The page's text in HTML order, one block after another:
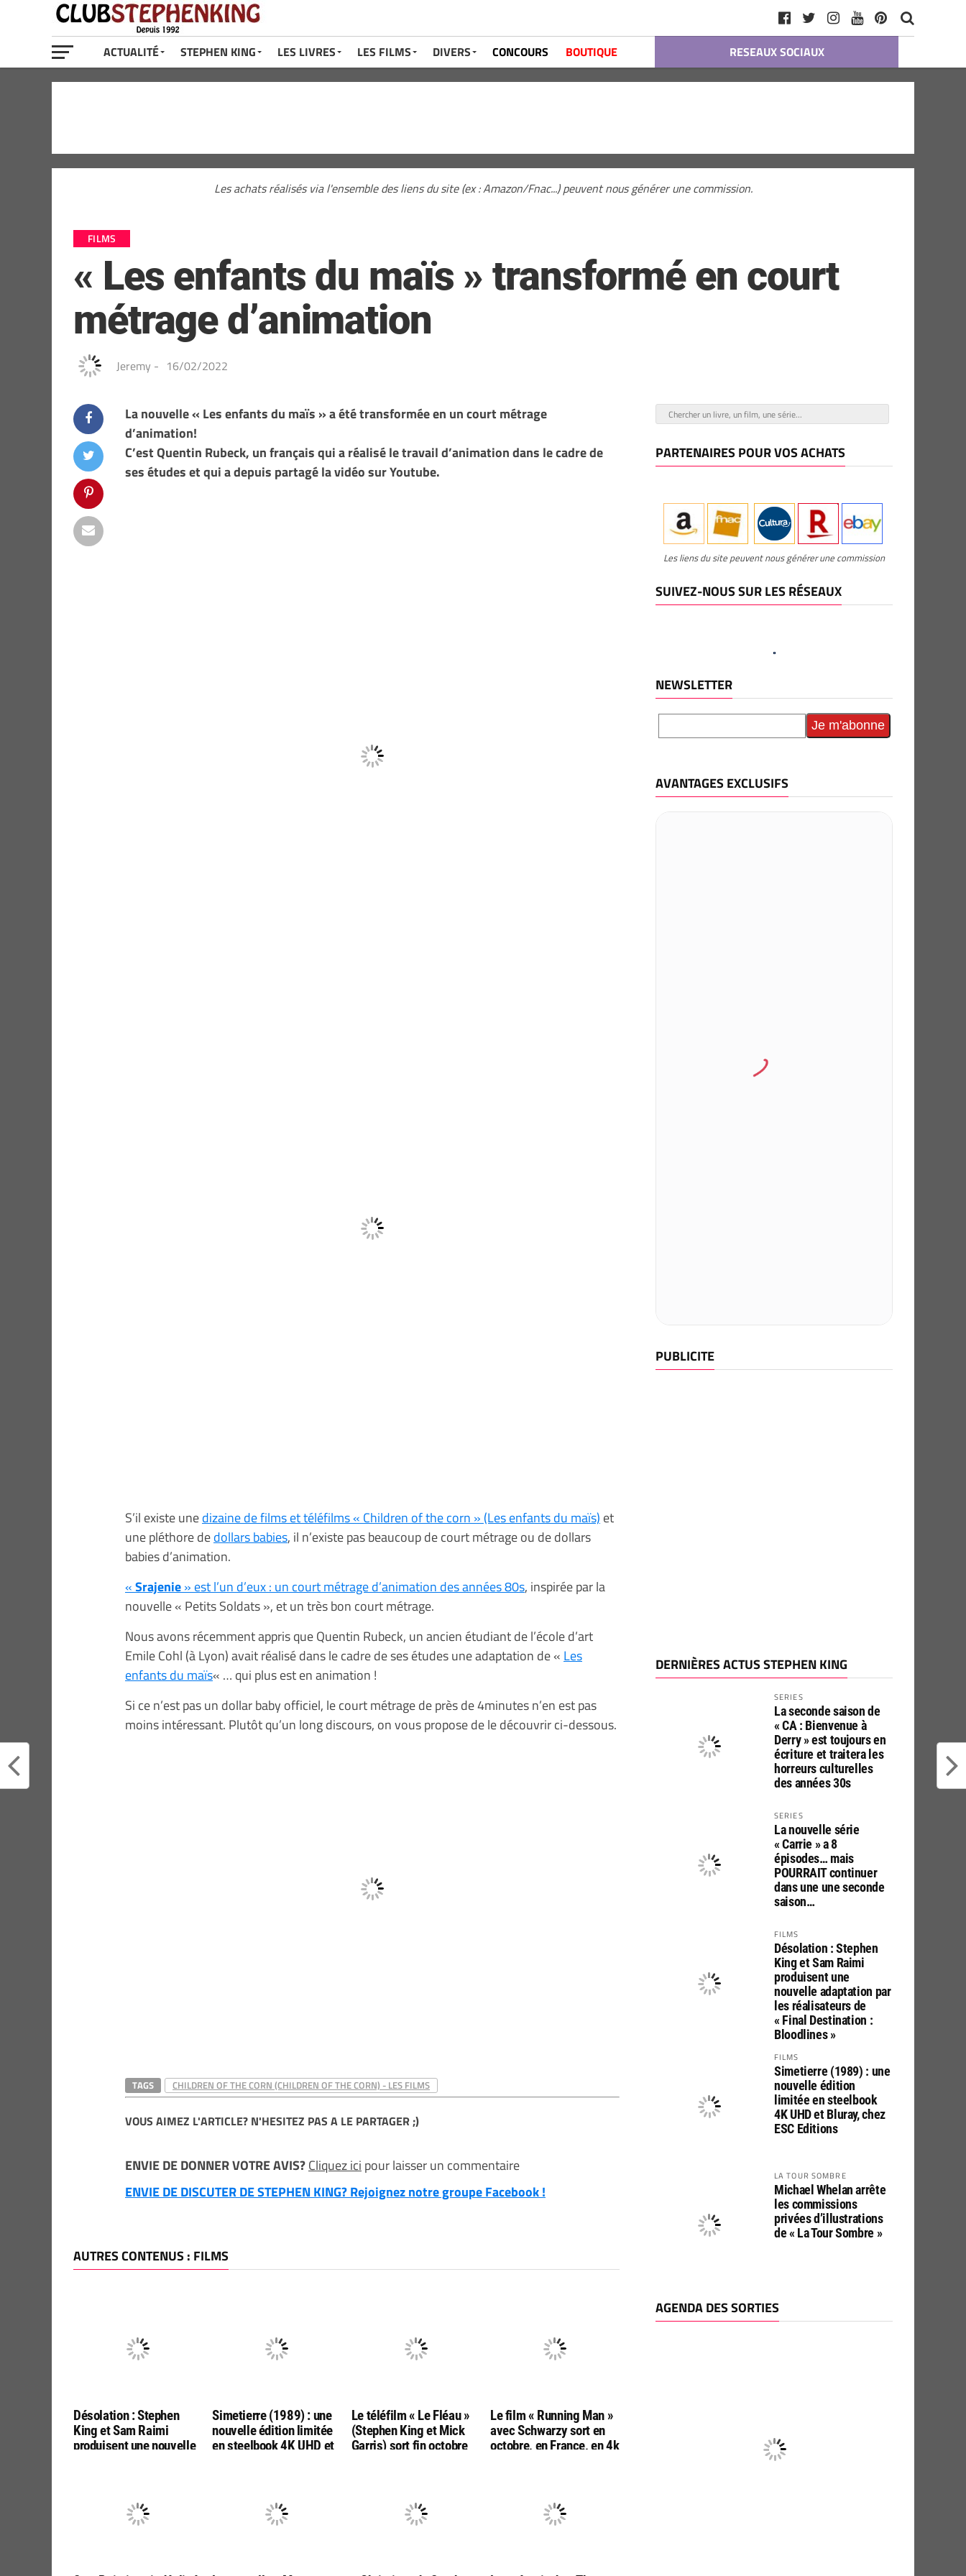
ACTUALITÉ STEPHEN KING LES LIVRES LES FILMS DIVERS CONCOURS BOUTIQUE RESEAUX SOCIAUX
Les achats réalisés via l'ensemble des liens du site (ex : Amazon/Fnac...) peuvent nous générer une commission.
FILMS
« Les enfants du maïs » transformé en court
métrage d’animation
Jeremy - 16/02/2022
La nouvelle « Les enfants du maïs » a été transformée en un court métrage
d’animation!
C’est Quentin Rubeck, un français qui a réalisé le travail d’animation dans le cadre de
ses études et qui a depuis partagé la vidéo sur Youtube.
S’il existe unedizaine de films et téléfilms « Children of the corn » (Les enfants du maïs) et
une pléthore dedollars babies, il n’existe pas beaucoup de court métrage ou de dollars
babies d’animation.
«Srajenie» est l’un d’eux : un court métrage d’animation des années 80s, inspirée par la
nouvelle « Petits Soldats », et un très bon court métrage.
Nous avons récemment appris que Quentin Rubeck, un ancien étudiant de l’école d’art
Emile Cohl (à Lyon) avait réalisé dans le cadre de ses études une adaptation de « Les
enfants du maïs« … qui plus est en animation !
Si ce n’est pas un dollar baby officiel, le court métrage de près de 4minutes n’en est pas
moins intéressant. Plutôt qu’un long discours, on vous propose de le découvrir ci-dessous.
TAGS CHILDREN OF THE CORN (CHILDREN OF THE CORN) - LES FILMS
VOUS AIMEZ L'ARTICLE? N'HESITEZ PAS A LE PARTAGER ;)
ENVIE DE DONNER VOTRE AVIS?Cliquez ici pour laisser un commentaire
ENVIE DE DISCUTER DE STEPHEN KING? Rejoignez notre groupe Facebook !
AUTRES CONTENUS : FILMS
Désolation : Stephen
King et Sam Raimi
produisent une nouvelle
Bloodlines »
Simetierre (1989) : une
nouvelle édition limitée
en steelbook 4K UHD et
Le téléfilm « Le Fléau »
(Stephen King et Mick
Garris) sort fin octobre
Le film « Running Man »
avec Schwarzy sort en
octobre, en France, en 4k
PARTENAIRES POUR VOS ACHATS
Les liens du site peuvent nous générer une commission
SUIVEZ-NOUS SUR LES RÉSEAUX
NEWSLETTER
AVANTAGES EXCLUSIFS
PUBLICITE
DERNIÈRES ACTUS STEPHEN KING
SERIES
La seconde saison de
« CA : Bienvenue à
Derry » est toujours en
écriture et traitera les
horreurs culturelles
des années 30s
SERIES
La nouvelle série
« Carrie » a 8
épisodes… mais
POURRAIT continuer
dans une une seconde
saison…
FILMS
Désolation : Stephen
King et Sam Raimi
produisent une
nouvelle adaptation par
les réalisateurs de
« Final Destination :
Bloodlines »
FILMS
Simetierre (1989) : une
nouvelle édition
limitée en steelbook
4K UHD et Bluray, chez
ESC Editions
LA TOUR SOMBRE
Michael Whelan arrête
les commissions
privées d’illustrations
de « La Tour Sombre »
AGENDA DES SORTIES